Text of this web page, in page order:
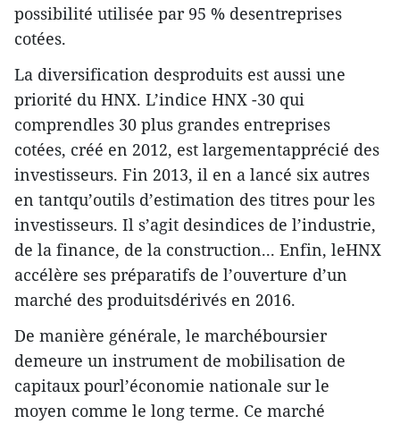
possibilité utilisée par 95 % desentreprises
cotées.
La diversification desproduits est aussi une
priorité du HNX. L’indice HNX -30 qui
comprendles 30 plus grandes entreprises
cotées, créé en 2012, est largementapprécié des
investisseurs. Fin 2013, il en a lancé six autres
en tantqu’outils d’estimation des titres pour les
investisseurs. Il s’agit desindices de l’industrie,
de la finance, de la construction... Enfin, leHNX
accélère ses préparatifs de l’ouverture d’un
marché des produitsdérivés en 2016.
De manière générale, le marchéboursier
demeure un instrument de mobilisation de
capitaux pourl’économie nationale sur le
moyen comme le long terme. Ce marché